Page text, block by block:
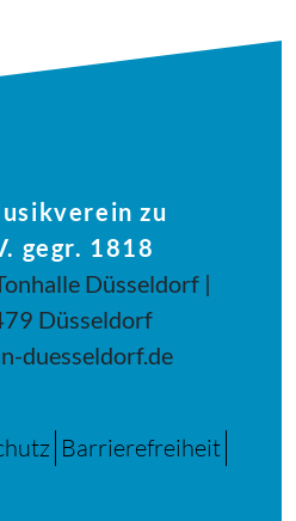
zu
gegr. 1818
Düsseldorf |
Düsseldorf
duesseldorf.de
Barrierefreiheit